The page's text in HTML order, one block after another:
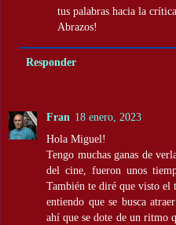
tus palabras hacia la
Abrazos!
Responder
Fran 18 enero, 2023
Hola Miguel!
Tengo muchas ganas de
del cine, fueron unos
También te diré que visto el
entiendo que se busca
ahí que se dote de un ritmo